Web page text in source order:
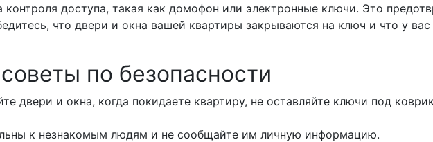
доступа, такая как домофон или электронные ключи. Это
что двери и окна вашей квартиры закрываются на ключ и что у
по безопасности
двери и окна, когда покидаете квартиру, не оставляйте ключи под
к незнакомым людям и не сообщайте им личную информацию.